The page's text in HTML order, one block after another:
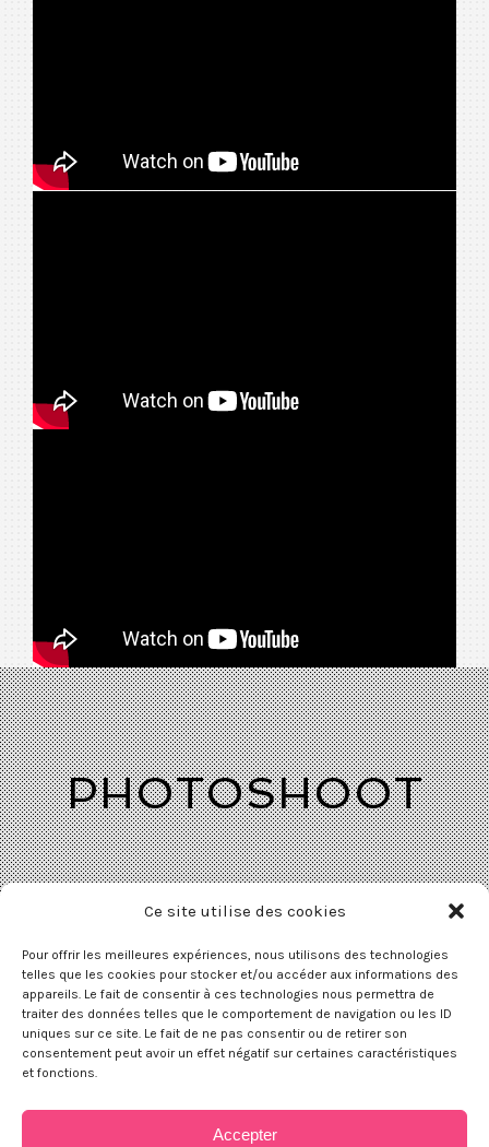
Ce site utilise des cookies
Pour offrir les meilleures expériences, nous utilisons des technologies
telles que les cookies pour stocker et/ou accéder aux informations des
appareils. Le fait de consentir à ces technologies nous permettra de
traiter des données telles que le comportement de navigation ou les ID
uniques sur ce site. Le fait de ne pas consentir ou de retirer son
consentement peut avoir un effet négatif sur certaines caractéristiques
et fonctions.
Accepter
PHOTOSHOOT